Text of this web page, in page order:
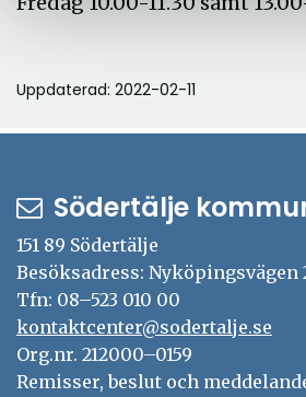
Uppdaterad: 2022-02-11
Södertälje
151 89 Södertälje
Besöksadress: Nyköpingsvägen
Tfn: 08–523 010 00
kontaktcenter@sodertalje.se
Org.nr. 212000–0159
Remisser, beslut och